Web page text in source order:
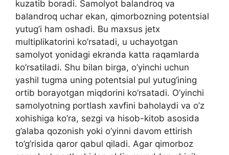
kuzatib boradi. Samolyot balandroq va
balandroq uchar ekan, qimorbozning potentsial
yutug’i ham oshadi. Bu maxsus jetx
multiplikatorini ko’rsatadi, u uchayotgan
samolyot yonidagi ekranda katta raqamlarda
ko’rsatiladi. Shu bilan birga, o’yinchi uchun
yashil tugma uning potentsial pul yutug’ining
ortib borayotgan miqdorini ko’rsatadi. O’yinchi
samolyotning portlash xavfini baholaydi va o’z
xohishiga ko’ra, sezgi va hisob-kitob asosida
g’alaba qozonish yoki o’yinni davom ettirish
to’g’risida qaror qabul qiladi. Agar qimorboz